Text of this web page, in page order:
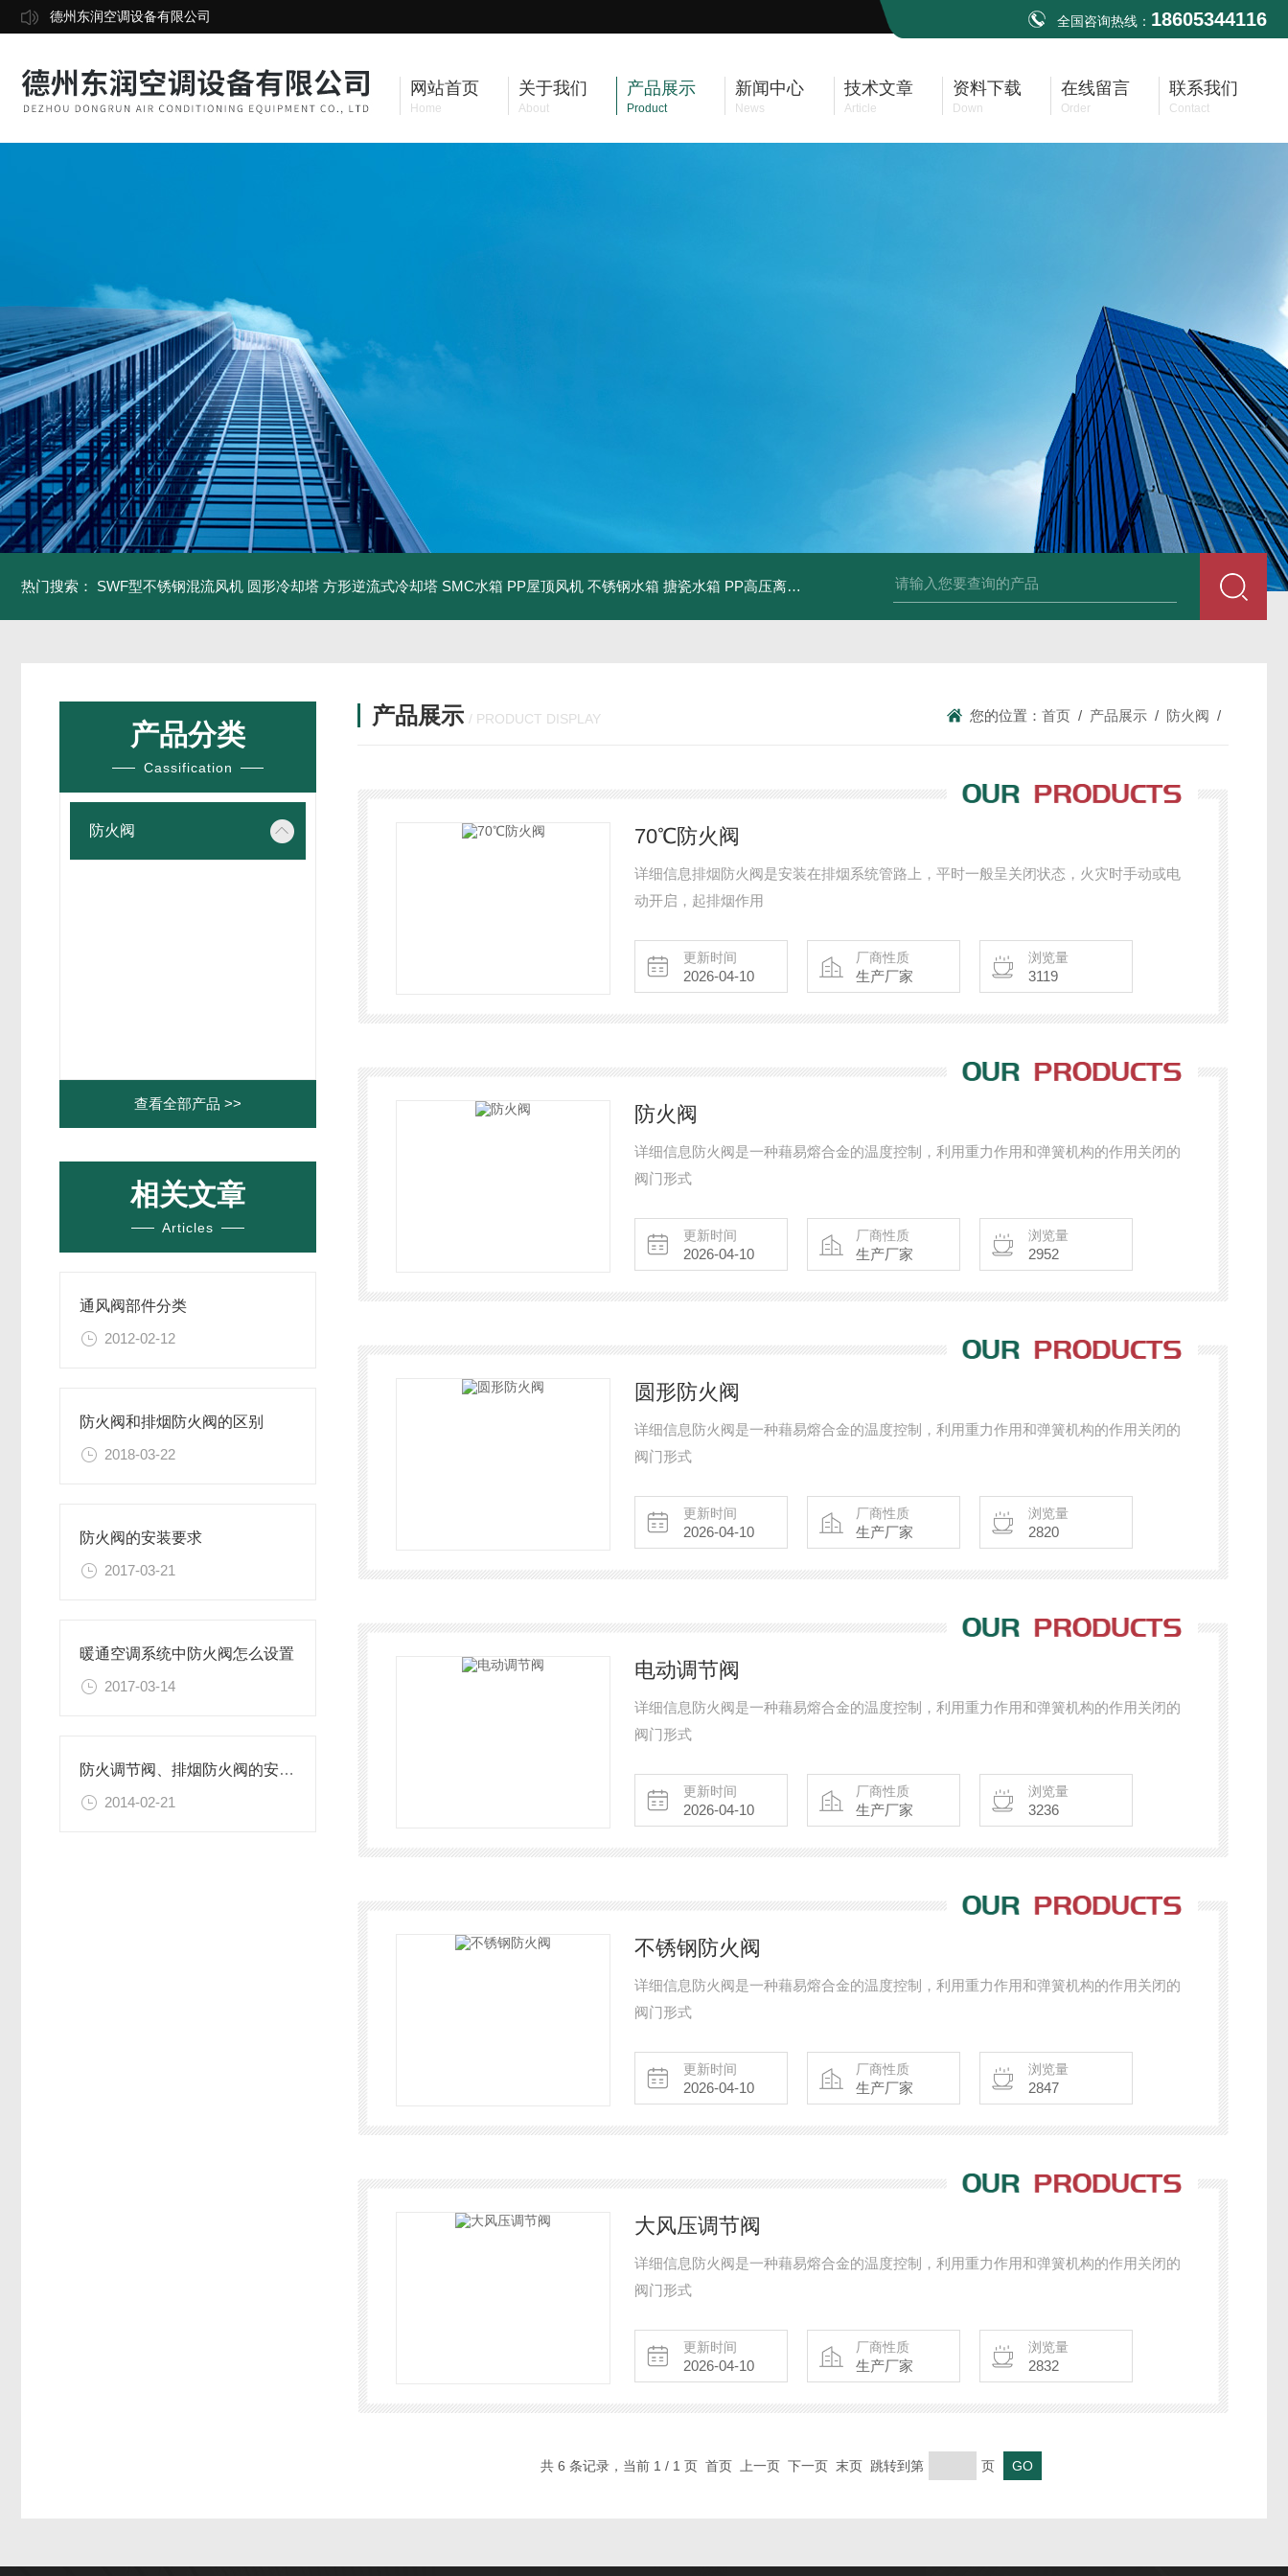
德州东润空调设备有限公司 全国咨询热线： 18605344116
网站首页
Home
关于我们
About
产品展示
Product
新闻中心
News
技术文章
Article
资料下载
Down
在线留言
Order
联系我们
Contact
热门搜索： SWF型不锈钢混流风机 圆形冷却塔 方形逆流式冷却塔 SMC水箱 PP屋顶风机 不锈钢水箱 搪瓷水箱 PP高压离心风机 PP风帽 组合式空调机组 单层百叶
产品分类
Cassification
防火阀
查看全部产品 >>
相关文章
Articles
通风阀部件分类
2012-02-12
防火阀和排烟防火阀的区别
2018-03-22
防火阀的安装要求
2017-03-21
暖通空调系统中防火阀怎么设置
2017-03-14
防火调节阀、排烟防火阀的安装位置
2014-02-21
产品展示 / PRODUCT DISPLAY 您的位置： 首页 / 产品展示 / 防火阀 /
70℃防火阀
详细信息排烟防火阀是安装在排烟系统管路上，平时一般呈关闭状态，火灾时手动或电
动开启，起排烟作用
更新时间
2026-04-10
厂商性质
生产厂家
浏览量
3119
防火阀
详细信息防火阀是一种藉易熔合金的温度控制，利用重力作用和弹簧机构的作用关闭的
阀门形式
更新时间
2026-04-10
厂商性质
生产厂家
浏览量
2952
圆形防火阀
详细信息防火阀是一种藉易熔合金的温度控制，利用重力作用和弹簧机构的作用关闭的
阀门形式
更新时间
2026-04-10
厂商性质
生产厂家
浏览量
2820
电动调节阀
详细信息防火阀是一种藉易熔合金的温度控制，利用重力作用和弹簧机构的作用关闭的
阀门形式
更新时间
2026-04-10
厂商性质
生产厂家
浏览量
3236
不锈钢防火阀
详细信息防火阀是一种藉易熔合金的温度控制，利用重力作用和弹簧机构的作用关闭的
阀门形式
更新时间
2026-04-10
厂商性质
生产厂家
浏览量
2847
大风压调节阀
详细信息防火阀是一种藉易熔合金的温度控制，利用重力作用和弹簧机构的作用关闭的
阀门形式
更新时间
2026-04-10
厂商性质
生产厂家
浏览量
2832
共 6 条记录，当前 1 / 1 页 首页 上一页 下一页 末页 跳转到第 页